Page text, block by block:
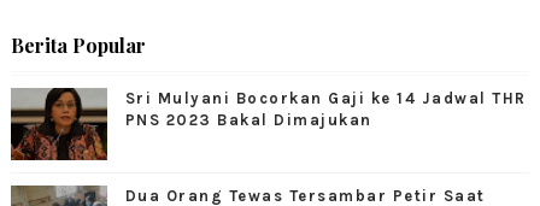
Berita Popular
Sri Mulyani Bocorkan Gaji ke 14 Jadwal THR
PNS 2023 Bakal Dimajukan
Dua Orang Tewas Tersambar Petir Saat